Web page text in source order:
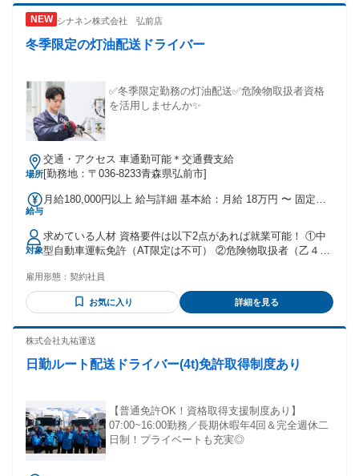
シナネン株式会社 弘前店
冬季限定の灯油配送ドライバー
✅冬季限定勤務の灯油配送✅危険物取扱者資格
を活用しませんか✨
場所
交通・アクセス 車通勤可能＊交通費支給
[勤務地：〒036-8233青森県弘前市]
給与
月給180,000円以上 給与詳細 基本給：月給 18万円 〜 固定残
勤・家族手当金額：なし 全員に一律で支払われるその他手当
金額：なし ・更に追加の歩合給として別途1円／1Lを支給 ※
繁忙期では月間50000L程度の配送となる為、 基本給に加えて
約50000円が追加となるイメージです。 その為、厳冬期/12月
と同じ
対象
求めている人材 資格要件は以下2点があれば就業可能！ ①中
型自動車運転免許（AT限定は不可） ②危険物取扱者（乙４・
ニアの方も活躍中！
雇用形態： 契約社員
お気に入り 詳細を見る
株式会社丸祐運送
日勤ルート配送ドライバー(4t)免許取得制度あり
【普通免許OK！資格取得支援制度あり】
07:00~16:00勤務／長期休暇年4回＆完全週休二
日制！プライベートも充実◎